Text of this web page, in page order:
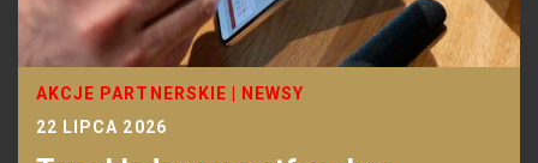
AKCJE PARTNERSKIE
NEWSY
22 LIPCA 2026